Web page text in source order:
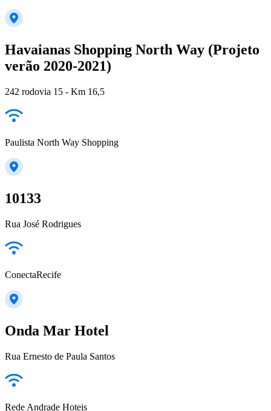
Havaianas Shopping North Way (Projeto
verão 2020-2021)
242 rodovia 15 - Km 16,5
Paulista North Way Shopping
10133
Rua José Rodrigues
ConectaRecife
Onda Mar Hotel
Rua Ernesto de Paula Santos
Rede Andrade Hoteis